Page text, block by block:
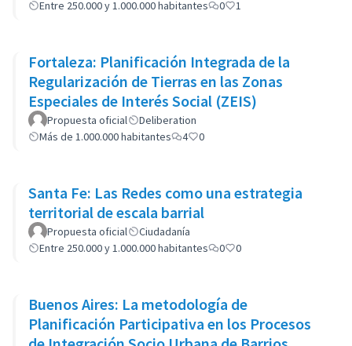
Entre 250.000 y 1.000.000 habitantes
0 1
Fortaleza: Planificación Integrada de la
Regularización de Tierras en las Zonas
Especiales de Interés Social (ZEIS)
Propuesta oficial
Deliberation
Más de 1.000.000 habitantes
4 0
Santa Fe: Las Redes como una estrategia
territorial de escala barrial
Propuesta oficial
Ciudadanía
Entre 250.000 y 1.000.000 habitantes
0 0
Buenos Aires: La metodología de
Planificación Participativa en los Procesos